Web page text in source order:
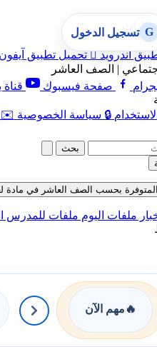
أندرويد  تحميل تطبيق آيفون
| الصف العاشر
صفحة فيسبوك قناة
🔒 سياسة الخصوصية ✉️
G تسجيل الدخول
بحث
بحسب الصف العاشر في مادة لغة
ملفات اليوم ملفات للمدرس
🔥 مهم الآن